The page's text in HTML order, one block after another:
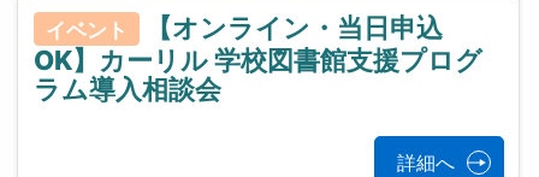
イベント
【オンライン・当日申込
OK】カーリル 学校図書館支援プログ
ラム導入相談会
詳細へ